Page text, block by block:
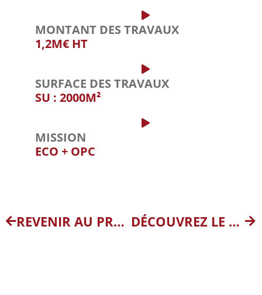
MONTANT DES TRAVAUX
1,2M€ HT
SURFACE DES TRAVAUX
SU : 2000M²
MISSION
ECO + OPC
REVENIR AU PROJET PRÉCÉDENT DÉCOUVREZ LE PROJET SUIVANT